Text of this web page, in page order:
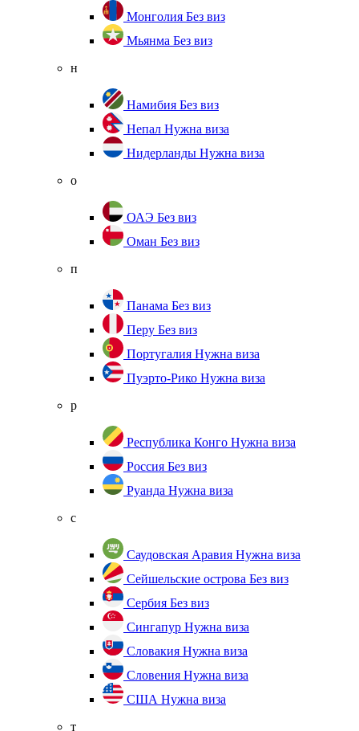
Монголия Без виз
Мьянма Без виз
н
Намибия Без виз
Непал Нужна виза
Нидерланды Нужна виза
о
ОАЭ Без виз
Оман Без виз
п
Панама Без виз
Перу Без виз
Португалия Нужна виза
Пуэрто-Рико Нужна виза
р
Республика Конго Нужна виза
Россия Без виз
Руанда Нужна виза
с
Саудовская Аравия Нужна виза
Сейшельские острова Без виз
Сербия Без виз
Сингапур Нужна виза
Словакия Нужна виза
Словения Нужна виза
США Нужна виза
т